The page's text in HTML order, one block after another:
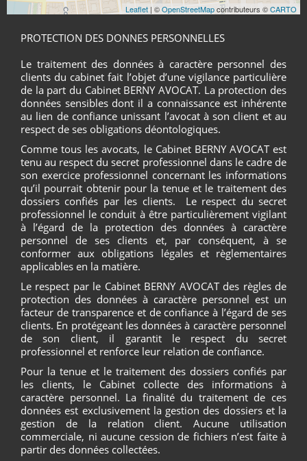
Leaflet | ©OpenStreetMapcontributeurs ©CARTO
PROTECTION DES DONNES PERSONNELLES
Le traitement des données à caractère personnel des
clients du cabinet fait l’objet d’une vigilance particulière
de la part du Cabinet BERNY AVOCAT. La protection des
données sensibles dont il a connaissance est inhérente
au lien de confiance unissant l’avocat à son client et au
respect de ses obligations déontologiques.
Comme tous les avocats, le Cabinet BERNY AVOCAT est
tenu au respect du secret professionnel dans le cadre de
son exercice professionnel concernant les informations
qu’il pourrait obtenir pour la tenue et le traitement des
dossiers confiés par les clients. Le respect du secret
professionnel le conduit à être particulièrement vigilant
à l’égard de la protection des données à caractère
personnel de ses clients et, par conséquent, à se
conformer aux obligations légales et règlementaires
applicables en la matière.
Le respect par le Cabinet BERNY AVOCAT des règles de
protection des données à caractère personnel est un
facteur de transparence et de confiance à l’égard de ses
clients. En protégeant les données à caractère personnel
de son client, il garantit le respect du secret
professionnel et renforce leur relation de confiance.
Pour la tenue et le traitement des dossiers confiés par
les clients, le Cabinet collecte des informations à
caractère personnel. La finalité du traitement de ces
données est exclusivement la gestion des dossiers et la
gestion de la relation client. Aucune utilisation
commerciale, ni aucune cession de fichiers n’est faite à
partir des données collectées.